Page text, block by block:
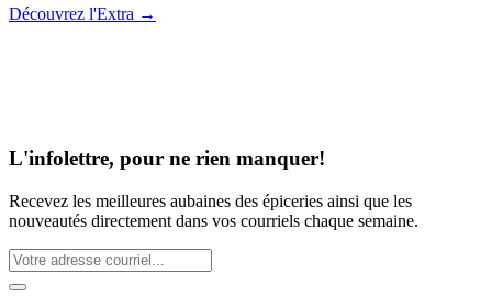
Découvrez l'Extra →
L'infolettre, pour ne rien manquer!
Recevez les meilleures aubaines des épiceries ainsi que les
nouveautés directement dans vos courriels chaque semaine.